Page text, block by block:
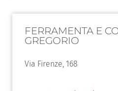
FERRAMENTA E
GREGORIO
Via Firenze, 168